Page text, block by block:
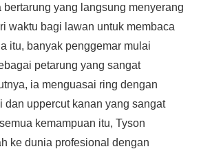
bertarung yang langsung menyerang
waktu bagi lawan untuk membaca
itu, banyak penggemar mulai
petarung yang sangat
ia menguasai ring dengan
dan uppercut kanan yang sangat
kemampuan itu, Tyson
ke dunia profesional dengan